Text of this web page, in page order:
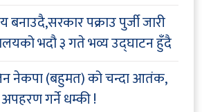
बनाउदै,सरकार पक्राउ पुर्जी जारी
भदौ ३ गते भव्य उद्घाटन हुँदै
नेकपा (बहुमत) को चन्दा आतंक,
गर्ने धम्की !